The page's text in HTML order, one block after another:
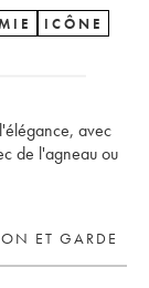
ICÔNE
avec
de l'agneau ou
ET GARDE